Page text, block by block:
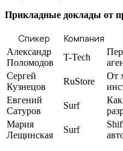
Прикладные доклады от
Спикер Компания
Александр
Поломодов
T-Tech
Сергей
Кузнецов
RuStore
От
Евгений
Сатуров
Surf
Как
Мария
Лещинская
Surf